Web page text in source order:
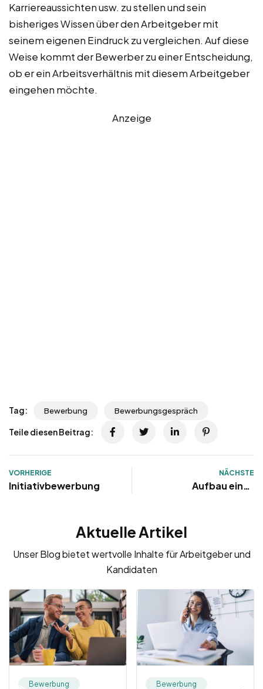
Karriereaussichten usw. zu stellen und sein
bisheriges Wissen über den Arbeitgeber mit
seinem eigenen Eindruck zu vergleichen. Auf diese
Weise kommt der Bewerber zu einer Entscheidung,
ob er ein Arbeitsverhältnis mit diesem Arbeitgeber
eingehen möchte.
Anzeige
Tag: Bewerbung Bewerbungsgespräch
Teile diesen Beitrag:
VORHERIGE
Initiativbewerbung
NÄCHSTE
Aufbau eines
Aktuelle Artikel
Unser Blog bietet wertvolle Inhalte für Arbeitgeber und
Kandidaten
Bewerbung Bewerbung